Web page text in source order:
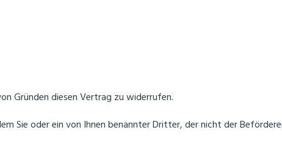
Gründen diesen Vertrag zu widerrufen.
Sie oder ein von Ihnen benannter Dritter, der nicht der